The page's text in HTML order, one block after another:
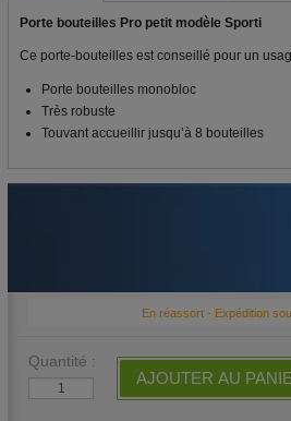
Porte bouteilles Pro petit modèle Sporti
Ce porte-bouteilles est conseillé pour un
Porte bouteilles monobloc
Très robuste
Touvant accueillir jusqu’à 8 bouteilles
En réassort - Expédition
Quantité :
AJOUTER AU